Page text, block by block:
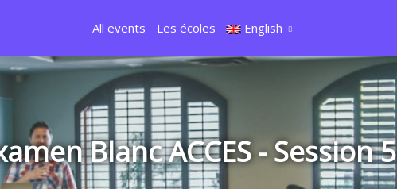
All events Les écoles English
Blanc ACCES - Session 5